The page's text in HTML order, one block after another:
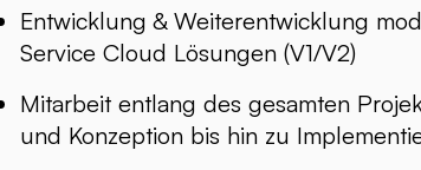
Entwicklung & Weiterentwicklung
Service Cloud Lösungen (V1/V2)
Mitarbeit entlang des gesamten
und Konzeption bis hin zu